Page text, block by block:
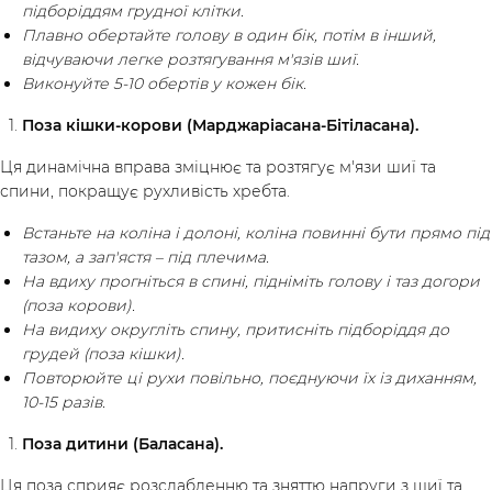
Досліджуй
Класи
Інструктори
підборіддям грудної клітки.
Плавно обертайте голову в один бік, потім в інший,
відчуваючи легке розтягування м'язів шиї.
Виконуйте 5-10 обертів у кожен бік.
Поза кішки-корови (Марджаріасана-Бітіласана).
Ця динамічна вправа зміцнює та розтягує м'язи шиї та
спини, покращує рухливість хребта.
Встаньте на коліна і долоні, коліна повинні бути прямо під
тазом, а зап'ястя – під плечима.
На вдиху прогніться в спині, підніміть голову і таз догори
(поза корови).
На видиху округліть спину, притисніть підборіддя до
грудей (поза кішки).
Повторюйте ці рухи повільно, поєднуючи їх із диханням,
10-15 разів.
Поза дитини (Баласана).
Ця поза сприяє розслабленню та зняттю напруги з шиї та